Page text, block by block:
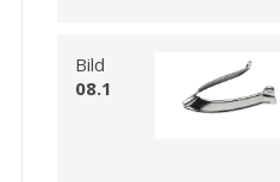
Bild
08.1